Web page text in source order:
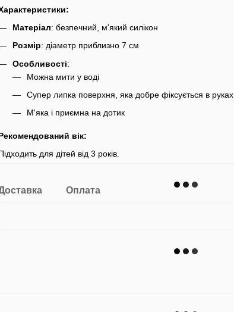
Матеріал: безпечний, м'який силікон
Розмір: діаметр приблизно 7 см
Особливості:
Можна мити у воді
Супер липка поверхня, яка добре фіксується в руках
М'яка і приємна на дотик
вік:
для дітей від 3 років.
Оплата